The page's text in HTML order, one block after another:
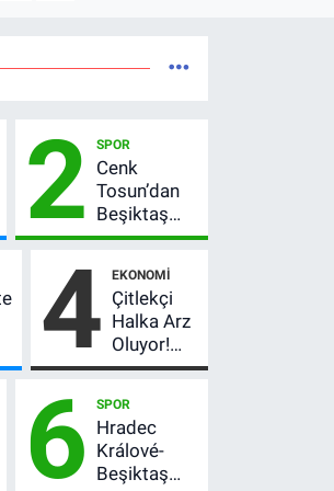
2 SPOR
Cenk
Tosun’dan
Beşiktaş
açıklaması:
asıl mesajı
satır
arasında
verdi
4 EKONOMI
Çitlekçi
Halka Arz
Oluyor!
SPK
Fiyatı, Lot
Sayısı ve
Talep
Toplama
6 SPOR
Hradec
Králové-
Beşiktaş